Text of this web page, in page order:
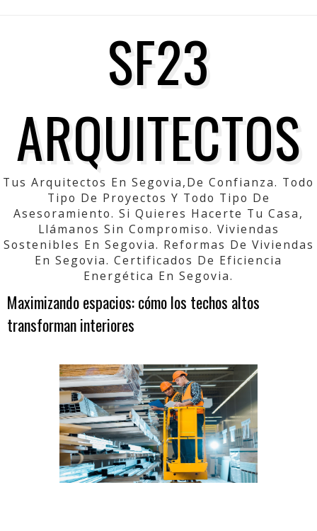
SF23
ARQUITECTOS
Tus Arquitectos En Segovia,de Confianza. Todo
Tipo De Proyectos Y Todo Tipo De
Asesoramiento. Si Quieres Hacerte Tu Casa,
Llámanos Sin Compromiso. Viviendas
Sostenibles En Segovia. Reformas De Viviendas
En Segovia. Certificados De Eficiencia
Energética En Segovia.
Maximizando espacios: cómo los techos altos
transforman interiores